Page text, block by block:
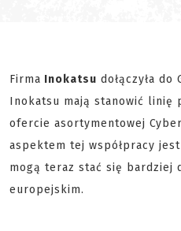
Firma Inokatsu dołączyła do
Inokatsu mają stanowić linię
ofercie asortymentowej
aspektem tej współpracy
mogą teraz stać się bardziej
europejskim.